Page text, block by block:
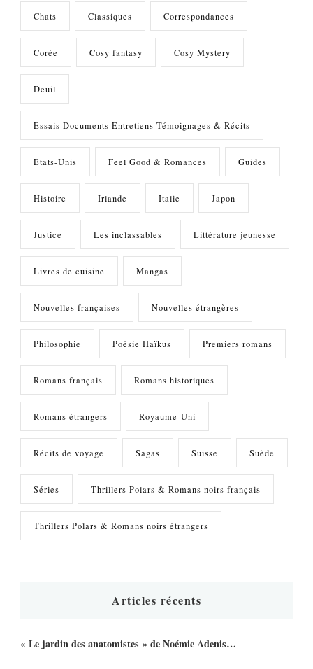
Chats Classiques Correspondances
Corée Cosy fantasy Cosy Mystery
Deuil
Essais Documents Entretiens Témoignages & Récits
Etats-Unis Feel Good & Romances Guides
Histoire Irlande Italie Japon
Justice Les inclassables Littérature jeunesse
Livres de cuisine Mangas
Nouvelles françaises Nouvelles étrangères
Philosophie Poésie Haïkus Premiers romans
Romans français Romans historiques
Romans étrangers Royaume-Uni
Récits de voyage Sagas Suisse Suède
Séries Thrillers Polars & Romans noirs français
Thrillers Polars & Romans noirs étrangers
Articles récents
« Le jardin des anatomistes » de Noémie Adenis…